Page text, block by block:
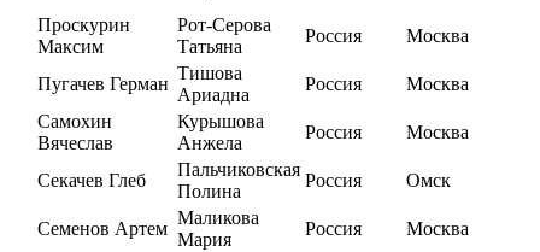
Проскурин
Максим
Рот-Серова
Татьяна
Россия Москва
Пугачев Герман
Тишова
Ариадна
Россия
Москва
Самохин
Вячеслав
Курышова
Анжела
Россия Москва
Секачев Глеб
Пальчиковская
Полина
Россия Омск
Семенов Артем
Маликова
Мария
Россия
Москва